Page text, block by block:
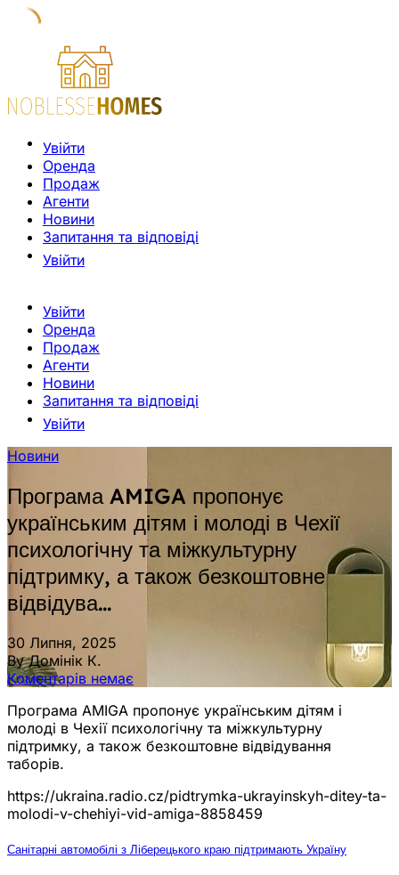
Увійти
Оренда
Продаж
Агенти
Новини
Запитання та відповіді
Увійти
Увійти
Оренда
Продаж
Агенти
Новини
Запитання та відповіді
Увійти
Новини
Програма AMIGA пропонує
українським дітям і молоді в Чехії
психологічну та міжкультурну
підтримку, а також безкоштовне
відвідува…
30 Липня, 2025
By Домінік К.
Коментарів немає
Програма AMIGA пропонує українським дітям і
молоді в Чехії психологічну та міжкультурну
підтримку, а також безкоштовне відвідування
таборів.
https://ukraina.radio.cz/pidtrymka-ukrayinskyh-ditey-ta-
molodi-v-chehiyi-vid-amiga-8858459
Санітарні автомобілі з Ліберецького краю підтримають Україну